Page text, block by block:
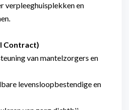
verpleeghuisplekken en
Contract)
van mantelzorgers en
levensloopbestendige en